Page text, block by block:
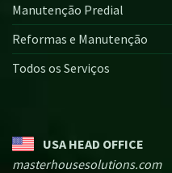
Manutenção Predial
Reformas e Manutenção
Todos os Serviços
USA HEAD OFFICE
masterhousesolutions.com